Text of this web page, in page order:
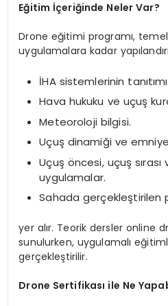
Eğitim İçeriğinde Neler Var?
Drone eğitimi programı,
uygulamalara kadar
İHA sistemlerinin
Hava hukuku ve uçuş
Meteoroloji bilgisi.
Uçuş dinamiği ve
Uçuş öncesi, uçuş sırası
uygulamalar.
Sahada gerçekleştirilen
yer alır. Teorik dersler online
sunulurken, uygulamalı
gerçekleştirilir.
Drone Sertifikası ile Ne